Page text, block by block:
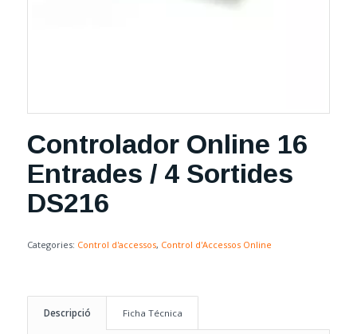
Controlador Online 16
Entrades / 4 Sortides
DS216
Categories: Control d'accessos, Control d'Accessos Online
Descripció Ficha Técnica